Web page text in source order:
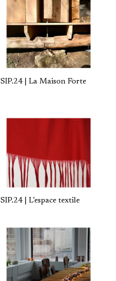
SIP.24 | La Maison Forte
SIP.24 | L’espace textile